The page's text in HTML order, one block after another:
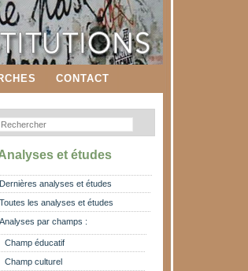
CONTACT
et études
Dernières analyses et études
Toutes les analyses et études
Analyses par champs :
Champ éducatif
Champ culturel